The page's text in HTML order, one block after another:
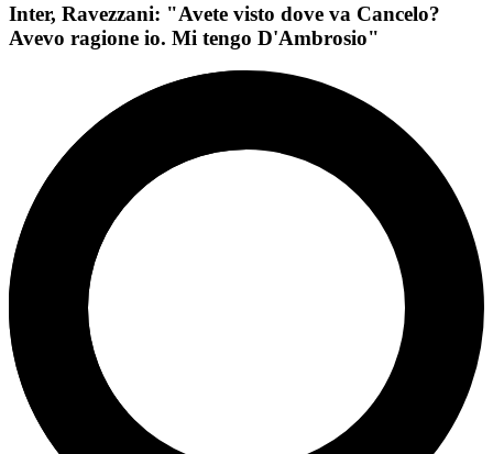
Inter, Ravezzani: "Avete visto dove va Cancelo?
Avevo ragione io. Mi tengo D'Ambrosio"